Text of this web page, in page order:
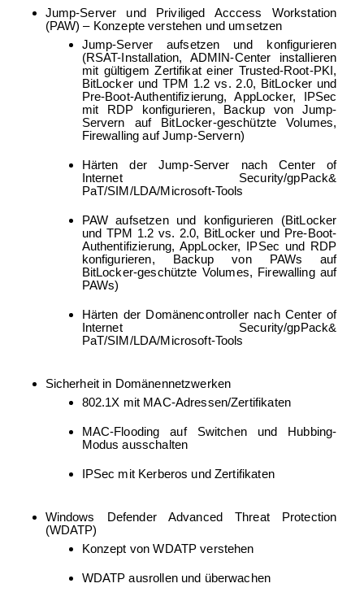
Jump-Server und Priviliged Acccess Workstation
(PAW) – Konzepte verstehen und umsetzen
Jump-Server aufsetzen und konfigurieren
(RSAT-Installation, ADMIN-Center installieren
mit gültigem Zertifikat einer Trusted-Root-PKI,
BitLocker und TPM 1.2 vs. 2.0, BitLocker und
Pre-Boot-Authentifizierung, AppLocker, IPSec
mit RDP konfigurieren, Backup von Jump-
Servern auf BitLocker-geschützte Volumes,
Firewalling auf Jump-Servern)
Härten der Jump-Server nach Center of
Internet Security/gpPack&
PaT/SIM/LDA/Microsoft-Tools
PAW aufsetzen und konfigurieren (BitLocker
und TPM 1.2 vs. 2.0, BitLocker und Pre-Boot-
Authentifizierung, AppLocker, IPSec und RDP
konfigurieren, Backup von PAWs auf
BitLocker-geschützte Volumes, Firewalling auf
PAWs)
Härten der Domänencontroller nach Center of
Internet Security/gpPack&
PaT/SIM/LDA/Microsoft-Tools
Sicherheit in Domänennetzwerken
802.1X mit MAC-Adressen/Zertifikaten
MAC-Flooding auf Switchen und Hubbing-
Modus ausschalten
IPSec mit Kerberos und Zertifikaten
Windows Defender Advanced Threat Protection
(WDATP)
Konzept von WDATP verstehen
WDATP ausrollen und überwachen